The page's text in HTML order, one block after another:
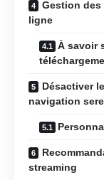
Gestion
ligne
À savoir
Désactiver
navigation
streaming